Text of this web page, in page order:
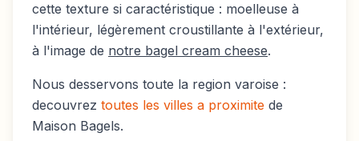
cette texture si caractéristique : moelleuse à
l'intérieur, légèrement croustillante à l'extérieur,
à l'image de notre bagel cream cheese.
Nous desservons toute la region varoise :
decouvrez toutes les villes a proximite de
Maison Bagels.